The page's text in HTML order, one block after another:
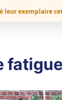
leur exemplaire